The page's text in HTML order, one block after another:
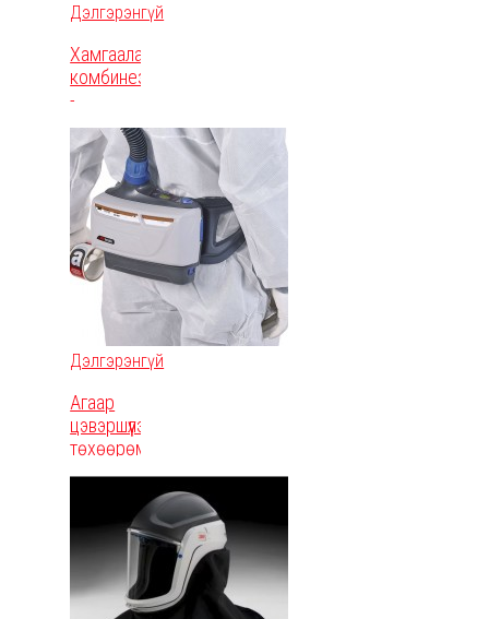
Дэлгэрэнгүй
Хамгаалалтын
комбинезон
-
ULTITEC
1800
Дэлгэрэнгүй
Агаар
цэвэршүүлэх
төхөөрөмж
- 3M™
Powered
Air
Respirator
Starter
Kits TR-